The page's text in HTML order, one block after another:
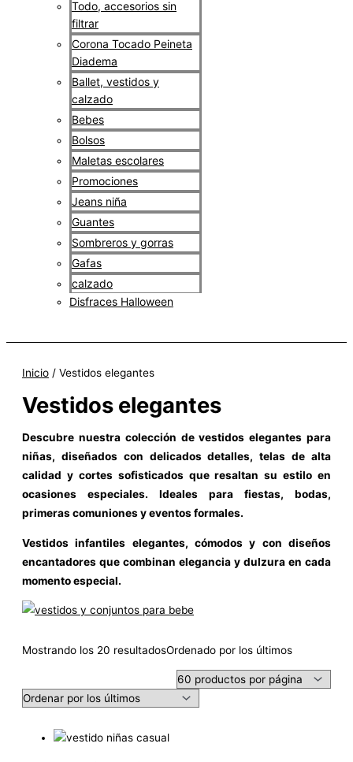
Todo, accesorios sin
filtrar
Corona Tocado Peineta
Diadema
Ballet, vestidos y
calzado
Bebes
Bolsos
Maletas escolares
Promociones
Jeans niña
Guantes
Sombreros y gorras
Gafas
calzado
Disfraces Halloween
Inicio / Vestidos elegantes
Vestidos elegantes
Descubre nuestra colección de vestidos elegantes para
niñas, diseñados con delicados detalles, telas de alta
calidad y cortes sofisticados que resaltan su estilo en
ocasiones especiales. Ideales para fiestas, bodas,
primeras comuniones y eventos formales.
Vestidos infantiles elegantes, cómodos y con diseños
encantadores que combinan elegancia y dulzura en cada
momento especial.
Mostrando los 20 resultadosOrdenado por los últimos